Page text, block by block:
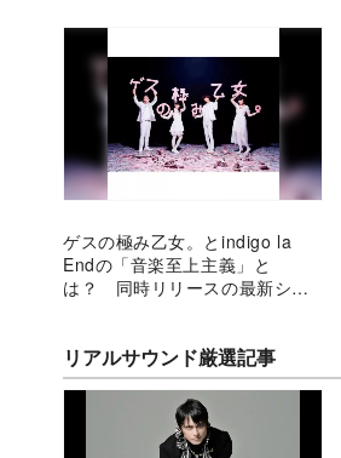
ゲスの極み乙女。とindigo la
Endの「音楽至上主義」と
は？ 同時リリースの最新シン
リアルサウンド厳選記事